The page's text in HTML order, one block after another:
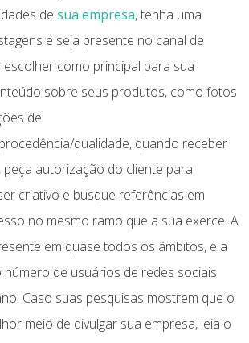
de sua empresa, tenha uma
e seja presente no canal de
como principal para sua
sobre seus produtos, como fotos
de
qualidade, quando receber
peça autorização do cliente para
criativo e busque referências em
no mesmo ramo que a sua exerce. A
em quase todos os âmbitos, e a
de usuários de redes sociais
Caso suas pesquisas mostrem que o
meio de divulgar sua empresa, leia o